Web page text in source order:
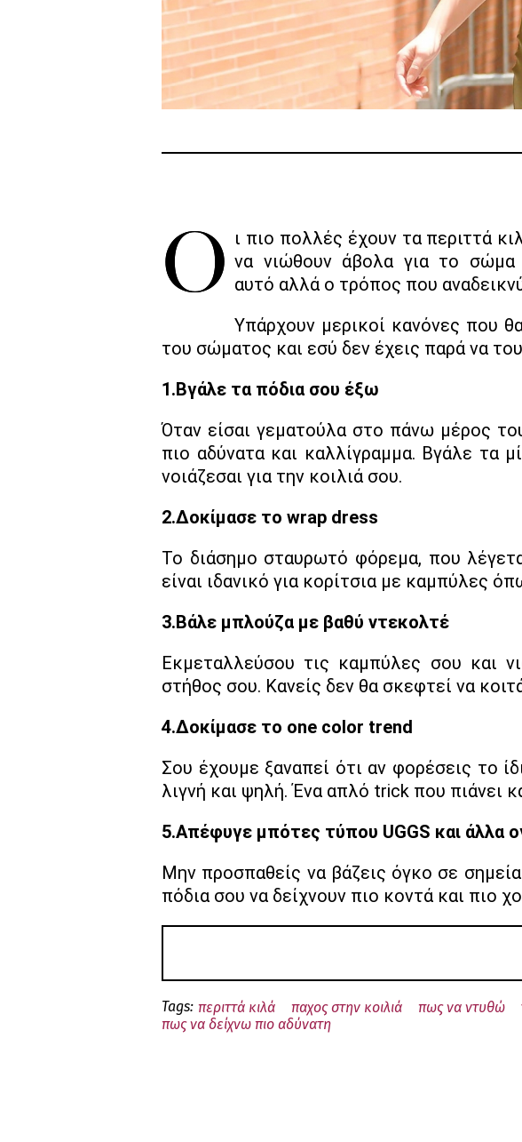
Οι πιο πολλές έχουν τα περιττά κιλά στη περιοχή της κοιλιάς, κάτι το οποίο συνήθως τις κάνει να νιώθουν άβολα για το σώμα
αυτό αλλά ο τρόπος που
Υπάρχουν μερικοί κανόνες που
του σώματος και εσύ δεν έχεις παρά να
1.Βγάλε τα πόδια σου έξω
Όταν είσαι γεματούλα στο πάνω μέρος
πιο αδύνατα και καλλίγραμμα. Βγάλε τα
νοιάζεσαι για την κοιλιά σου.
2.Δοκίμασε το wrap dress
Το διάσημο σταυρωτό φόρεμα, που
είναι ιδανικό για κορίτσια με καμπύλες
3.Βάλε μπλούζα με βαθύ ντεκολτέ
Εκμεταλλεύσου τις καμπύλες σου και
στήθος σου. Κανείς δεν θα σκεφτεί να
4.Δοκίμασε το one color trend
Σου έχουμε ξαναπεί ότι αν φορέσεις το
λιγνή και ψηλή. Ένα απλό trick που πιάνει
5.Απέφυγε μπότες τύπου UGGS και άλλα
Μην προσπαθείς να βάζεις όγκο σε
πόδια σου να δείχνουν πιο κοντά και πιο
Tags: περιττά κιλά παχος στην κοιλιά πως να ντυθώ
πως να δείχνω πιο αδύνατη